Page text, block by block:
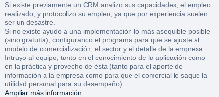
Si existe previamente un CRM analizo sus capacidades, el empleo
realizado, y protocolizo su empleo, ya que por experiencia suelen
ser un desastre.
Si no existe ayudo a una implementación lo más asequible posible
(sino gratuíta), configurando el programa para que se ajuste al
modelo de comercialización, el sector y el detalle de la empresa.
Intruyo al equipo, tanto en el conocimiento de la aplicación como
en la práctica y provecho de ésta (tanto para el aporte de
información a la empresa como para que el comercial le saque la
utilidad personal para su desempeño).
Ampliar más información